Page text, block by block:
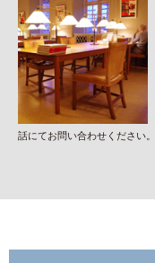
話にてお問い合わせください。